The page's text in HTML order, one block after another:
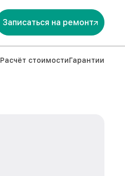
Записаться на ремонт
Расчёт стоимостиГарантии